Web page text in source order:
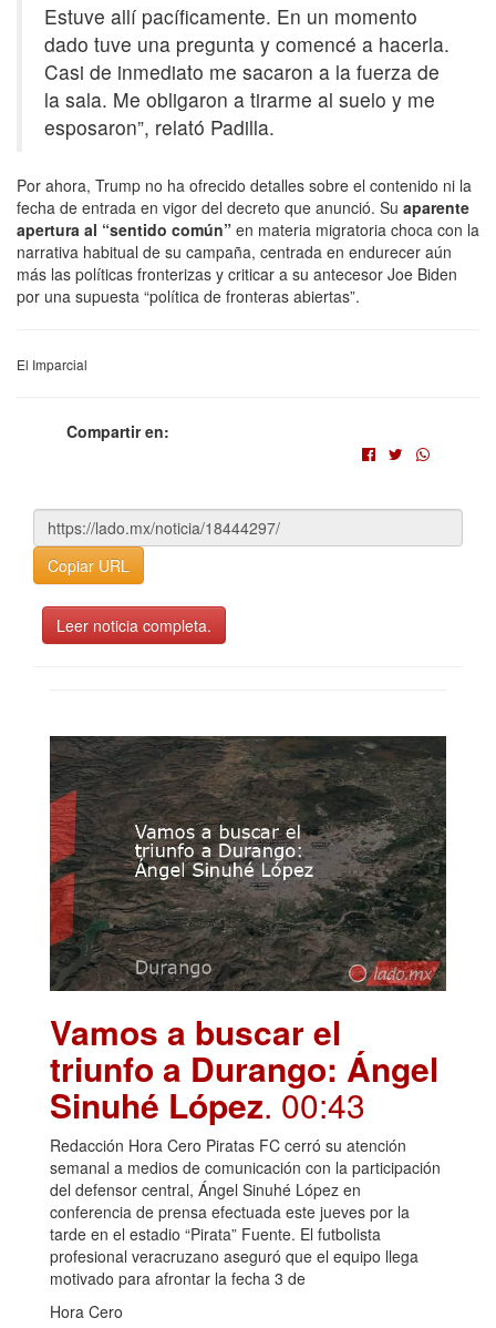
Estuve allí pacíficamente. En un momento
dado tuve una pregunta y comencé a hacerla.
Casi de inmediato me sacaron a la fuerza de
la sala. Me obligaron a tirarme al suelo y me
esposaron”, relató Padilla.
Por ahora, Trump no ha ofrecido detalles sobre el contenido ni la
fecha de entrada en vigor del decreto que anunció. Su aparente
apertura al “sentido común” en materia migratoria choca con la
narrativa habitual de su campaña, centrada en endurecer aún
más las políticas fronterizas y criticar a su antecesor Joe Biden
por una supuesta “política de fronteras abiertas”.
El Imparcial
Compartir en:
Copiar URL
Leer noticia completa.
Vamos a buscar el
triunfo a Durango: Ángel
Sinuhé López. 00:43
Redacción Hora Cero Piratas FC cerró su atención
semanal a medios de comunicación con la participación
del defensor central, Ángel Sinuhé López en
conferencia de prensa efectuada este jueves por la
tarde en el estadio “Pirata” Fuente. El futbolista
profesional veracruzano aseguró que el equipo llega
motivado para afrontar la fecha 3 de
Hora Cero